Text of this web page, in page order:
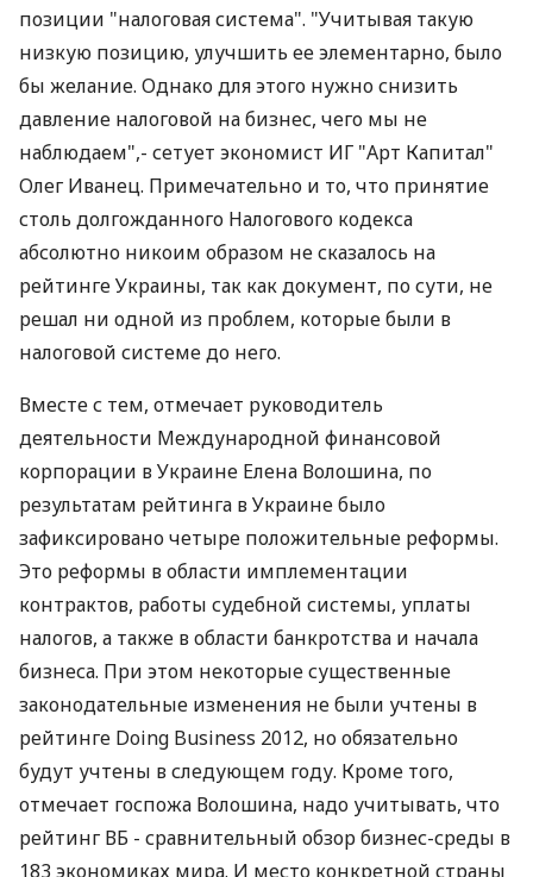
позиции "налоговая система". "Учитывая такую
низкую позицию, улучшить ее элементарно, было
бы желание. Однако для этого нужно снизить
давление налоговой на бизнес, чего мы не
наблюдаем",- сетует экономист ИГ "Арт Капитал"
Олег Иванец. Примечательно и то, что принятие
столь долгожданного Налогового кодекса
абсолютно никоим образом не сказалось на
рейтинге Украины, так как документ, по сути, не
решал ни одной из проблем, которые были в
налоговой системе до него.
Вместе с тем, отмечает руководитель
деятельности Международной финансовой
корпорации в Украине Елена Волошина, по
результатам рейтинга в Украине было
зафиксировано четыре положительные реформы.
Это реформы в области имплементации
контрактов, работы судебной системы, уплаты
налогов, а также в области банкротства и начала
бизнеса. При этом некоторые существенные
законодательные изменения не были учтены в
рейтинге Doing Business 2012, но обязательно
будут учтены в следующем году. Кроме того,
отмечает госпожа Волошина, надо учитывать, что
рейтинг ВБ - сравнительный обзор бизнес-среды в
183 экономиках мира. И место конкретной страны